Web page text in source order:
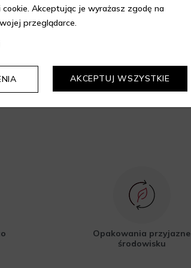
z
Opakowania przyjazne
środowisku
Akceptując je wyrażasz zgodę na
przeglądarce.
AKCEPTUJ WSZYSTKIE